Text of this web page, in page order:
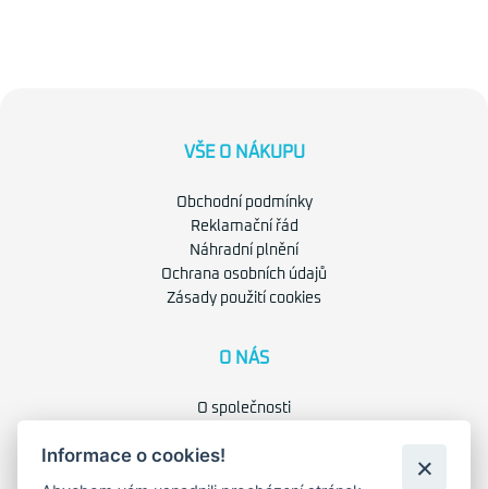
VŠE O NÁKUPU
Obchodní podmínky
Reklamační řád
Náhradní plnění
Ochrana osobních údajů
Zásady použití cookies
O NÁS
O společnosti
Kontakty
Informace o cookies!